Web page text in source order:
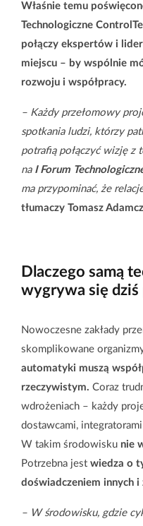
Właśnie temu
Technologiczne
połączy ekspertów i
miejscu – by wspólnie
rozwoju i współpracy.
– Każdy przełomowy
spotkania ludzi, którzy
potrafią połączyć wizję z
na I Forum
ma przypominać, że
tłumaczy Tomasz
Dlaczego samą
wygrywa się
Nowoczesne zakłady
skomplikowane
automatyki muszą
rzeczywistym. Coraz
wdrożeniach – każdy
dostawcami,
W takim środowisku nie
Potrzebna jest wiedza o
doświadczeniem innych
– W środowisku, gdzie